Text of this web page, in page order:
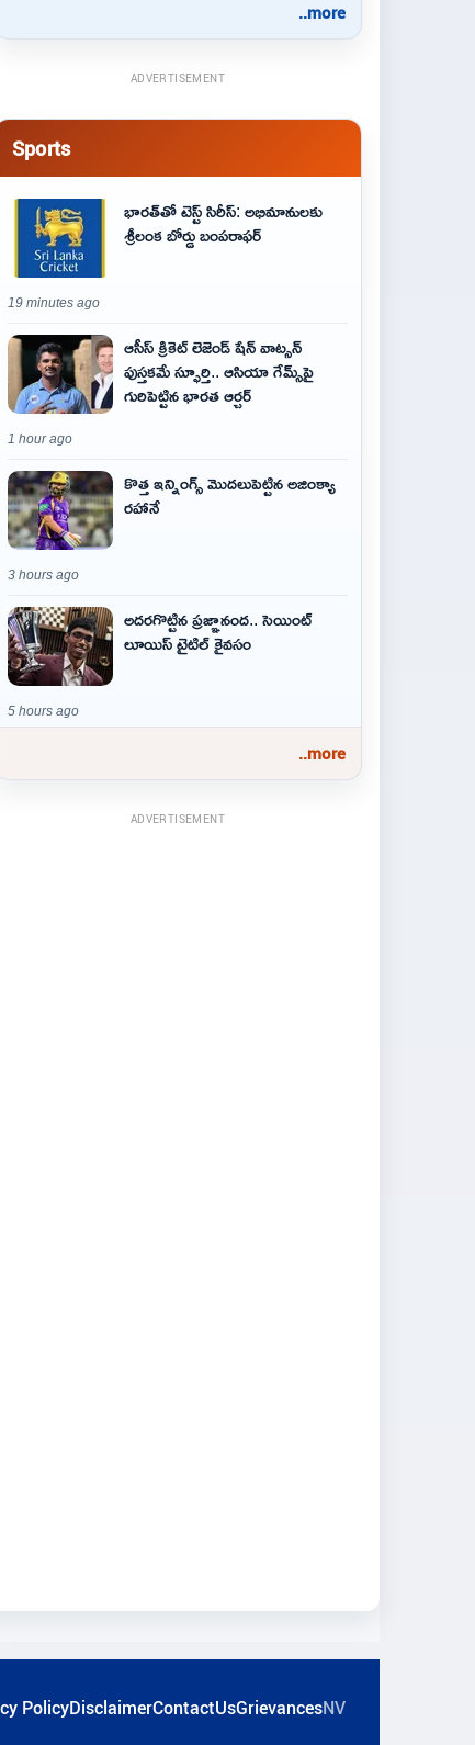
..more
ADVERTISEMENT
Sports
భారత్‌తో టెస్ట్ సిరీస్: అభిమానులకు
శ్రీలంక బోర్డు బంపరాఫర్
19 minutes ago
ఆసీస్ క్రికెట్ లెజెండ్ షేన్ వాట్సన్
పుస్తకమే స్ఫూర్తి.. ఆసియా గేమ్స్‌పై
గురిపెట్టిన భారత ఆర్చర్
1 hour ago
కొత్త ఇన్నింగ్స్ మొదలుపెట్టిన అజింక్యా
రహానే
3 hours ago
అదరగొట్టిన ప్రజ్ఞానంద.. సెయింట్‌
లూయిస్ టైటిల్‌ కైవసం
5 hours ago
..more
ADVERTISEMENT
PolicyDisclaimerContactUsGrievancesNV